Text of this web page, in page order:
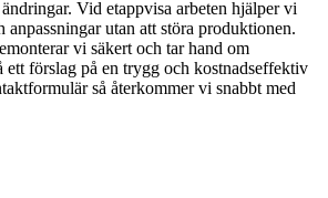
Vid etappvisa arbeten hjälper vi
anpassningar utan att störa produktionen.
vi säkert och tar hand om
förslag på en trygg och kostnadseffektiv
så återkommer vi snabbt med